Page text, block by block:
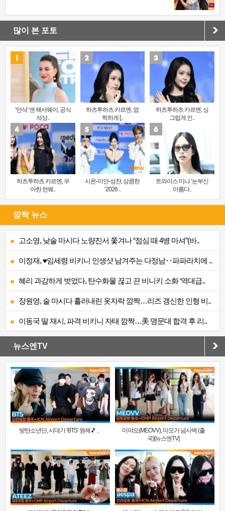
많이 본 포토
‘만삭’ 앤 해서웨이, 공식
석상..
하츠투하츠 카르멘, 깜
찍하게 [..
하츠투하츠 카르멘, 싱
그럽게 인..
하츠투하츠 카르멘, 우
아한 런웨..
시온-이안-성찬, 상큼한
‘2026 ..
트와이스 미나 ‘눈부신
아름다..
깜짝 뉴스
고소영, 낮술 마시다 노량진서 쫓겨나 “점심 때 4병 마셔”(바..
이정재, ♥임세령 비키니 인생샷 남겨주는 다정남‥파파라치에 ..
혜리 과감하게 벗었다, 탄수화물 끊고 끈 비니키 소화 ‘역대급..
장원영, 술 마시다 흘러내린 옷자락 깜짝…리즈 갱신한 인형 비..
이동국 딸 재시, 파격 비키니 자태 깜짝…美 명문대 합격 후 리..
뉴스엔TV
방탄소년단, 시대가 ‘BTS’ 원해🎵 ..
미야오(MEOVV), 미모가 넘사벽 (출
국)[뉴스엔TV]